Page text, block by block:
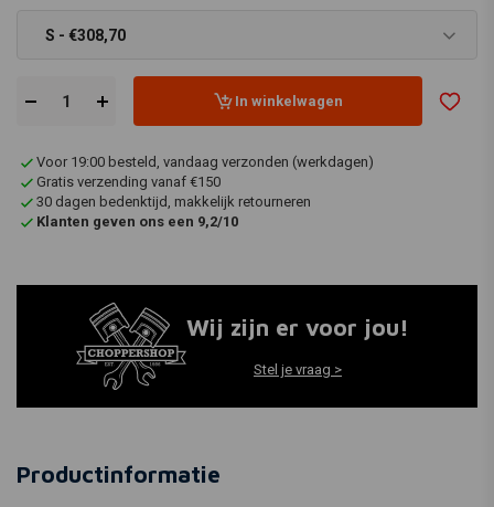
S - €308,70
In winkelwagen
Voor 19:00 besteld, vandaag verzonden (werkdagen)
Gratis verzending vanaf €150
30 dagen bedenktijd, makkelijk retourneren
Klanten geven ons een 9,2/10
Wij zijn er voor jou!
Stel je vraag >
Productinformatie